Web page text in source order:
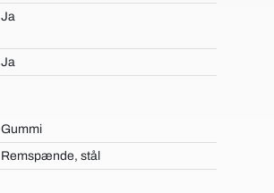
Ja
Ja
Gummi
Remspænde, stål